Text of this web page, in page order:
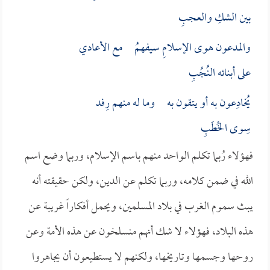
بين الشكِ والعجبِ
والمدعون هوى الإسلامِ سيفهمُ مع الأعادي
على أبنائه النُجُبِ
يُخادِعون به أو يتقون به وما له منهم رِفد
سِوى الخُطَبِ
فهؤلاء رُبما تكلم الواحد منهم باسم الإسلام، وربما وضع اسم
الله في ضمن كلامه، وربما تكلم عن الدين، ولكن حقيقته أنه
يبث سموم الغرب في بلاد المسلمين، ويحمل أفكاراً غريبة عن
هذه البلاد، فهؤلاء لا شك أنهم منسلخون عن هذه الأمة وعن
روحها وجسمها وتاريخها، ولكنهم لا يستطيعون أن يجاهروا